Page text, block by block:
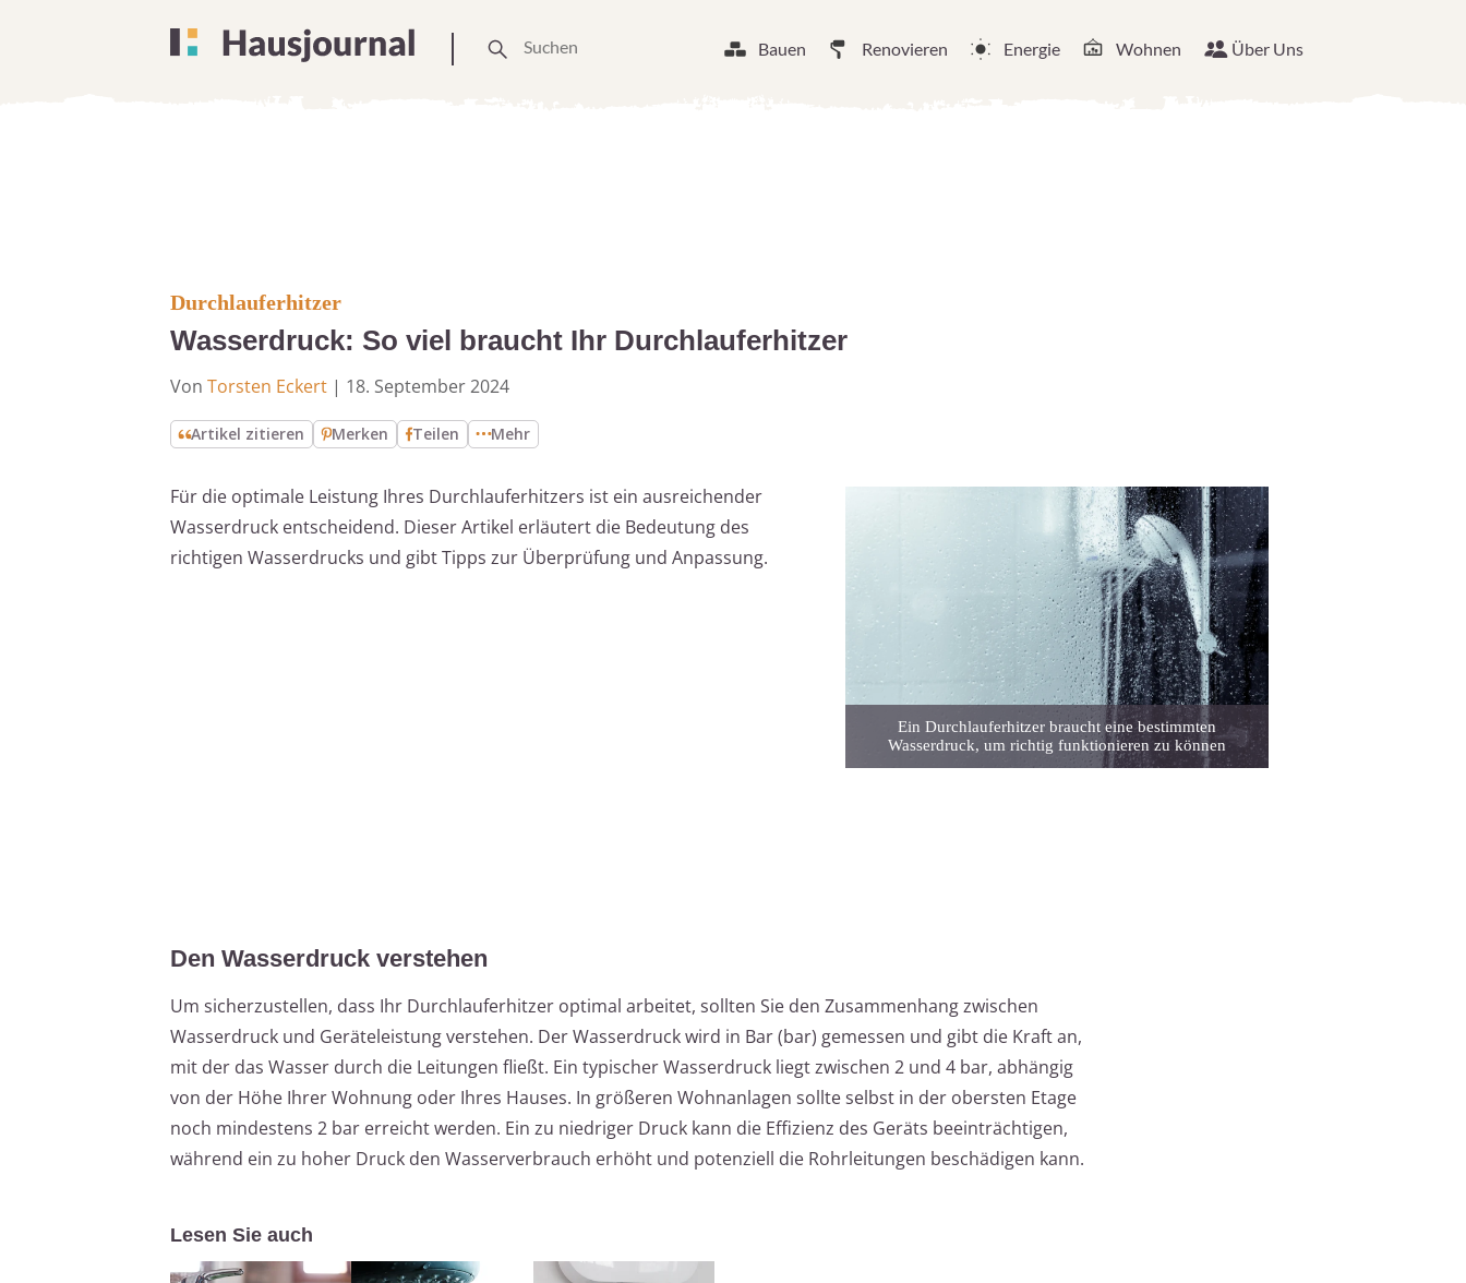
Bauen Renovieren Energie Wohnen Über Uns
Durchlauferhitzer
Wasserdruck: So viel braucht Ihr Durchlauferhitzer
Von Torsten Eckert | 18. September 2024
Artikel zitieren Merken Teilen Mehr
Für die optimale Leistung Ihres Durchlauferhitzers ist ein ausreichender
Wasserdruck entscheidend. Dieser Artikel erläutert die Bedeutung des
richtigen Wasserdrucks und gibt Tipps zur Überprüfung und Anpassung.
Ein Durchlauferhitzer braucht eine bestimmten
Wasserdruck, um richtig funktionieren zu können
Den Wasserdruck verstehen
Um sicherzustellen, dass Ihr Durchlauferhitzer optimal arbeitet, sollten Sie den Zusammenhang zwischen
Wasserdruck und Geräteleistung verstehen. Der Wasserdruck wird in Bar (bar) gemessen und gibt die Kraft an,
mit der das Wasser durch die Leitungen fließt. Ein typischer Wasserdruck liegt zwischen 2 und 4 bar, abhängig
von der Höhe Ihrer Wohnung oder Ihres Hauses. In größeren Wohnanlagen sollte selbst in der obersten Etage
noch mindestens 2 bar erreicht werden. Ein zu niedriger Druck kann die Effizienz des Geräts beeinträchtigen,
während ein zu hoher Druck den Wasserverbrauch erhöht und potenziell die Rohrleitungen beschädigen kann.
Lesen Sie auch